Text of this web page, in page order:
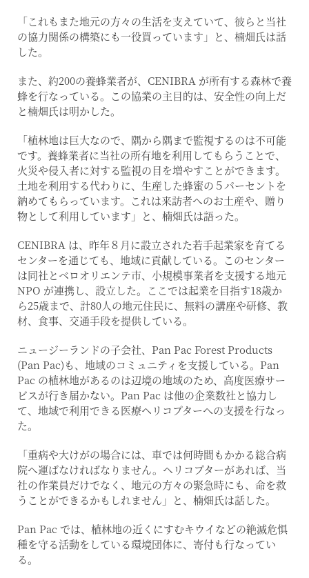
「これもまた地元の方々の生活を支えていて、彼らと当社
の協力関係の構築にも一役買っています」と、楠畑氏は話
した。
また、約200の養蜂業者が、CENIBRA が所有する森林で養
蜂を行なっている。この協業の主目的は、安全性の向上だ
と楠畑氏は明かした。
「植林地は巨大なので、隅から隅まで監視するのは不可能
です。養蜂業者に当社の所有地を利用してもらうことで、
火災や侵入者に対する監視の目を増やすことができます。
土地を利用する代わりに、生産した蜂蜜の５パーセントを
納めてもらっています。これは来訪者へのお土産や、贈り
物として利用しています」と、楠畑氏は語った。
CENIBRA は、昨年８月に設立された若手起業家を育てる
センターを通じても、地域に貢献している。このセンター
は同社とベロオリエンテ市、小規模事業者を支援する地元
NPO が連携し、設立した。ここでは起業を目指す18歳か
ら25歳まで、計80人の地元住民に、無料の講座や研修、教
材、食事、交通手段を提供している。
ニュージーランドの子会社、Pan Pac Forest Products
(Pan Pac)も、地域のコミュニティを支援している。Pan
Pac の植林地があるのは辺境の地域のため、高度医療サー
ビスが行き届かない。Pan Pac は他の企業数社と協力し
て、地域で利用できる医療ヘリコプターへの支援を行なっ
た。
「重病や大けがの場合には、車では何時間もかかる総合病
院へ運ばなければなりません。ヘリコプターがあれば、当
社の作業員だけでなく、地元の方々の緊急時にも、命を救
うことができるかもしれません」と、楠畑氏は話した。
Pan Pac では、植林地の近くにすむキウイなどの絶滅危惧
種を守る活動をしている環境団体に、寄付も行なってい
る。